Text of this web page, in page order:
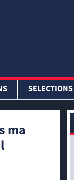
SELECTIONS
ma